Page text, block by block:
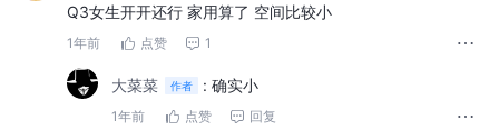
Q3女生开开还行 家用算了 空间比较小
1年前 点赞 1
大菜菜 作者 : 确实小
1年前 点赞 回复